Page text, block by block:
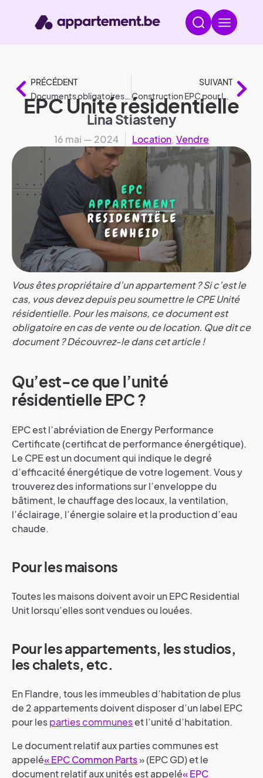
PRÉCÉDENT
Documents obligatoires pour les immeubles en copropriété
SUIVANT
Construction EPC pour les nouveaux bâtiments et les rénovations
EPC Unité résidentielle
Lina Stiasteny
16 mai — 2024 Location, Vendre
Vous êtes propriétaire d’un appartement ? Si c’est le
cas, vous devez depuis peu soumettre le CPE Unité
résidentielle. Pour les maisons, ce document est
obligatoire en cas de vente ou de location. Que dit ce
document ? Découvrez-le dans cet article !
Qu’est-ce que l’unité
résidentielle EPC ?
EPC est l’abréviation de Energy Performance
Certificate (certificat de performance énergétique).
Le CPE est un document qui indique le degré
d’efficacité énergétique de votre logement. Vous y
trouverez des informations sur l’enveloppe du
bâtiment, le chauffage des locaux, la ventilation,
l’éclairage, l’énergie solaire et la production d’eau
chaude.
Pour les maisons
Toutes les maisons doivent avoir un EPC Residential
Unit lorsqu’elles sont vendues ou louées.
Pour les appartements, les studios,
les chalets, etc.
En Flandre, tous les immeubles d’habitation de plus
de 2 appartements doivent disposer d’un label EPC
pour lesparties communeset l’unité d’habitation.
Le document relatif aux parties communes est
appelé« EPC Common Parts» (EPC GD) et le
document relatif aux unités est appelé« EPC